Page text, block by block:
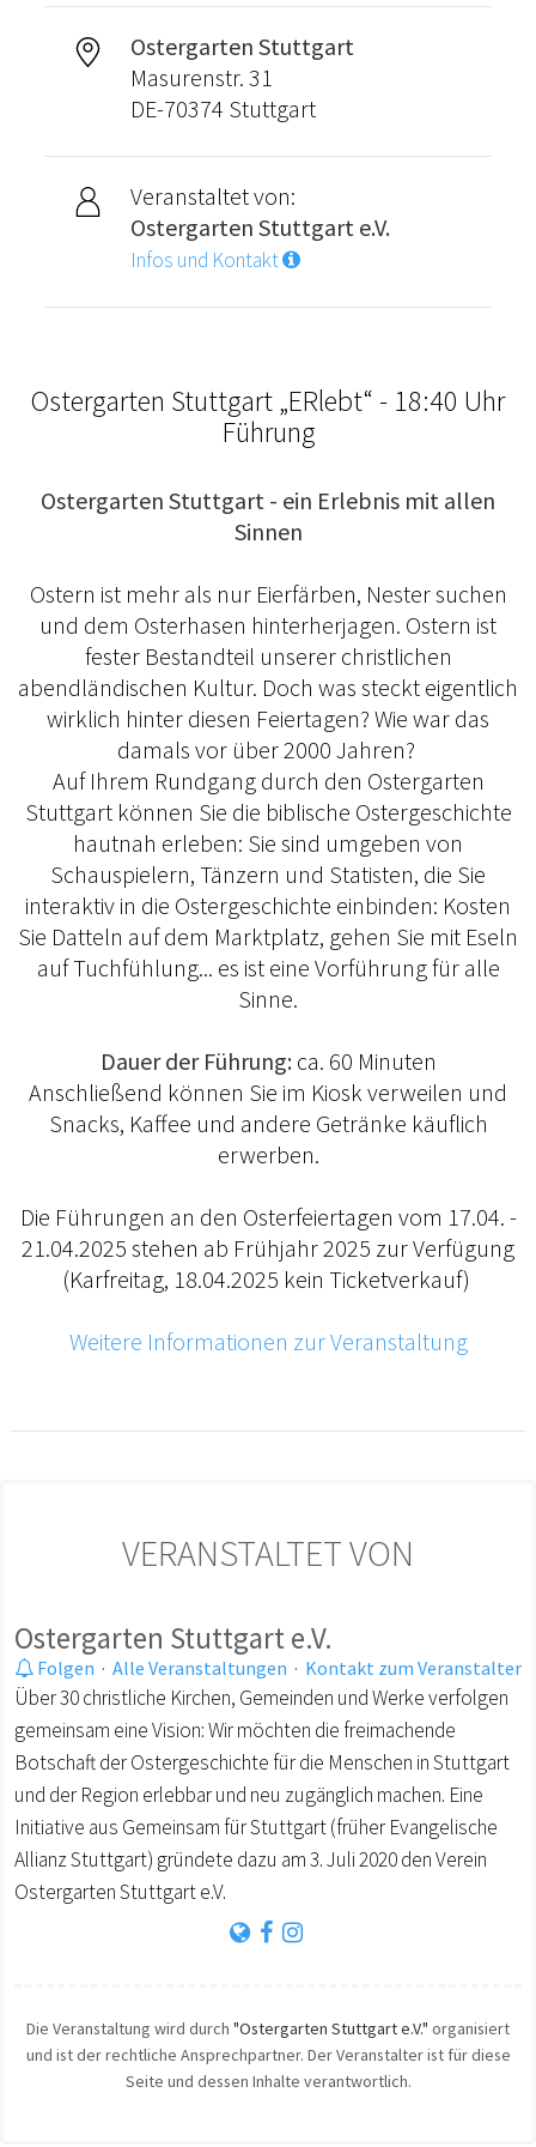
Ostergarten Stuttgart
Masurenstr. 31
DE-70374 Stuttgart
Veranstaltet von:
Ostergarten Stuttgart e.V.
Infos und Kontakt
Ostergarten Stuttgart „ERlebt“ - 18:40 Uhr
Führung
Ostergarten Stuttgart - ein Erlebnis mit allen
Sinnen
Ostern ist mehr als nur Eierfärben, Nester suchen
und dem Osterhasen hinterherjagen. Ostern ist
fester Bestandteil unserer christlichen
abendländischen Kultur. Doch was steckt eigentlich
wirklich hinter diesen Feiertagen? Wie war das
damals vor über 2000 Jahren?
Auf Ihrem Rundgang durch den Ostergarten
Stuttgart können Sie die biblische Ostergeschichte
hautnah erleben: Sie sind umgeben von
Schauspielern, Tänzern und Statisten, die Sie
interaktiv in die Ostergeschichte einbinden: Kosten
Sie Datteln auf dem Marktplatz, gehen Sie mit Eseln
auf Tuchfühlung... es ist eine Vorführung für alle
Sinne.
Dauer der Führung:ca. 60 Minuten
Anschließend können Sie im Kiosk verweilen und
Snacks, Kaffee und andere Getränke käuflich
erwerben.
Die Führungen an den Osterfeiertagen vom 17.04. -
21.04.2025 stehen ab Frühjahr 2025 zur Verfügung
(Karfreitag, 18.04.2025 kein Ticketverkauf)
Weitere Informationen zur Veranstaltung
VERANSTALTET VON
Ostergarten Stuttgart e.V.
Folgen · Alle Veranstaltungen · Kontakt zum Veranstalter
Über 30 christliche Kirchen, Gemeinden und Werke verfolgen
gemeinsam eine Vision: Wir möchten die freimachende
Botschaft der Ostergeschichte für die Menschen in Stuttgart
und der Region erlebbar und neu zugänglich machen. Eine
Initiative aus Gemeinsam für Stuttgart (früher Evangelische
Allianz Stuttgart) gründete dazu am 3. Juli 2020 den Verein
Ostergarten Stuttgart e.V.
Die Veranstaltung wird durch "Ostergarten Stuttgart e.V." organisiert
und ist der rechtliche Ansprechpartner. Der Veranstalter ist für diese
Seite und dessen Inhalte verantwortlich.